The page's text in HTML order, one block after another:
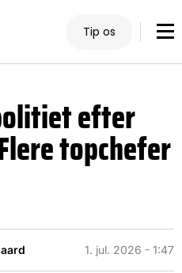
Tip os
efter
topchefer
1. jul. 2026 - 1:47